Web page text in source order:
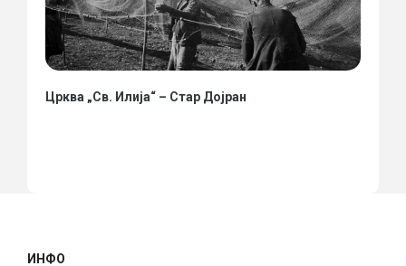
Црква „Св. Илија“ – Стар Дојран
ИНФО